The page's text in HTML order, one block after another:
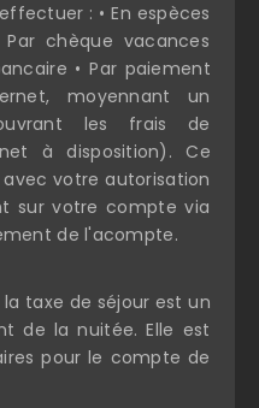
: • En espèces
chèque vacances
• Par paiement
moyennant un
les frais de
à disposition). Ce
votre autorisation
sur votre compte via
de l'acompte.
taxe de séjour est un
de la nuitée. Elle est
pour le compte de